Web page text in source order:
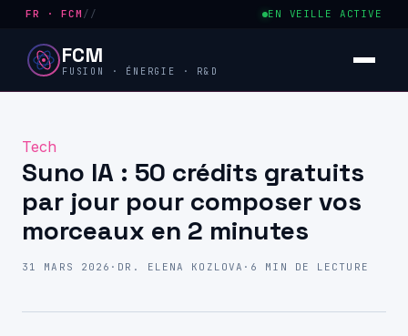
FR · FCM // EN VEILLE ACTIVE
FCM
FUSION · ÉNERGIE · R&D
Tech
Suno IA : 50 crédits gratuits
par jour pour composer vos
morceaux en 2 minutes
31 MARS 2026 · DR. ELENA KOZLOVA · 6 MIN DE LECTURE